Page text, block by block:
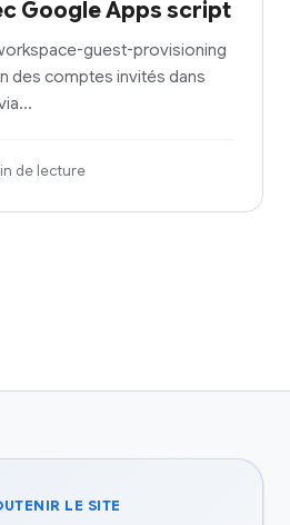
Google Apps script
guest-provisioning
des comptes invités dans
de lecture
LE SITE